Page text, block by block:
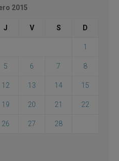
2015
J V S D
1
5 6 7 8
12 13 14 15
19 20 21 22
26 27 28